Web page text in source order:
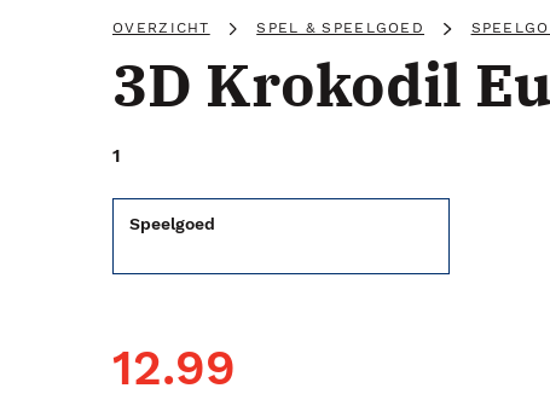
OVERZICHT SPEL & SPEELGOED
3D Krokodil
1
Speelgoed
12.99